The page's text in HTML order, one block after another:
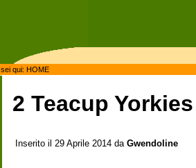
sei qui: HOME
2 Teacup Yorkies
Inserito il 29 Aprile 2014 da Gwendoline